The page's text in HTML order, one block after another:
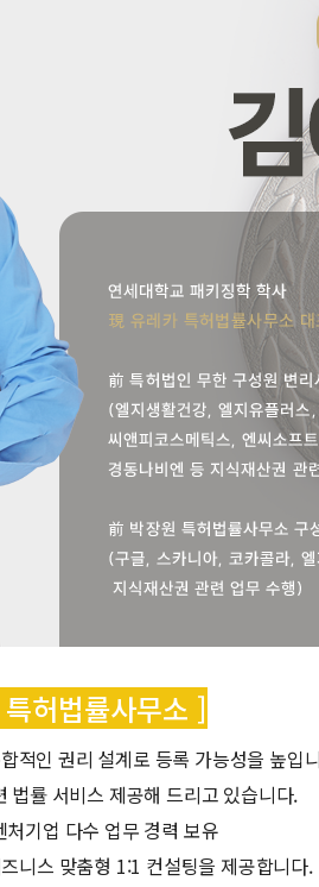
허법률사무소 ]
적인 권리 설계로 등록 가능성을 높입
법률 서비스 제공해 드리고 있습니다.
처기업 다수 업무 경력 보유
니스 맞춤형 1:1 컨설팅을 제공합니다.